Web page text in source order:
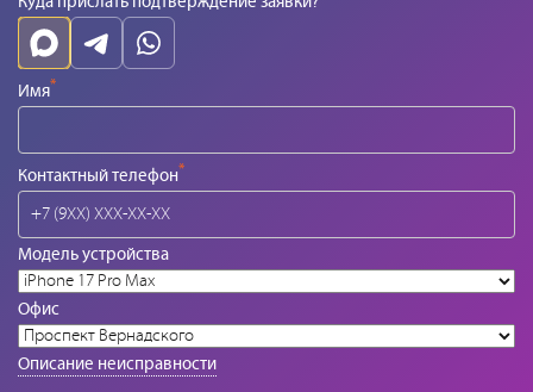
Имя*
Контактный телефон*
Модель устройства
Офис
Описание неисправности